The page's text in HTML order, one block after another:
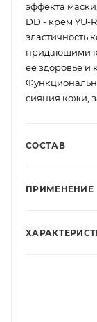
эффекта
DD - крем YU-
эластичность
придающими
ее здоровье и
сияния кожи,
СОСТАВ
ПРИМЕНЕНИЕ